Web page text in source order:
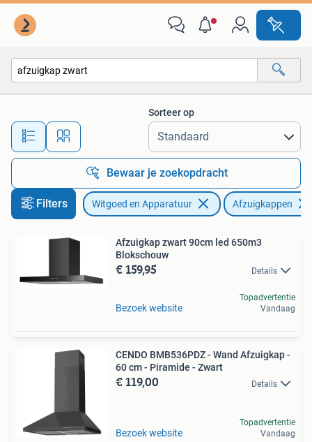
Alle afstanden…
Sorteer op
Bewaar je zoekopdracht
Filters Witgoed en Apparatuur Afzuigkappen
Afzuigkap zwart 90cm led 650m3
Blokschouw
€ 159,95 Details
Bezoek website
Topadvertentie
Vandaag
CENDO BMB536PDZ - Wand Afzuigkap -
60 cm - Piramide - Zwart
€ 119,00 Details
Bezoek website
Topadvertentie
Vandaag